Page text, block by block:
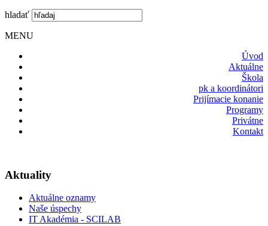
hladať
MENU
Úvod
Aktuálne
Škola
pk a koordinátori
Prijímacie konanie
Programy
Privátne
Kontakt
Aktuality
Aktuálne oznamy
Naše úspechy
IT Akadémia - SCILAB